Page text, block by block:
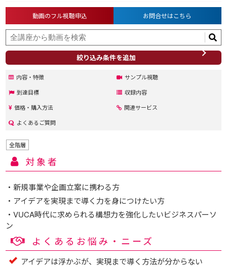
絞り込み条件を追加
動画のフル視聴申込 お問合せはこちら
内容・特徴
サンプル視聴
到達目標
収録内容
価格・購入方法
関連サービス
よくあるご質問
全階層
対象者
・新規事業や企画立案に携わる方
・アイデアを実現まで導く力を身につけたい方
・VUCA時代に求められる構想力を強化したいビジネスパーソ
ン
よくあるお悩み・ニーズ
アイデアは浮かぶが、実現まで導く方法が分からない